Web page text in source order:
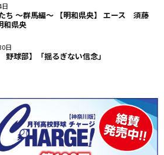
ち 〜群馬編〜 【明和県央】 エース 須藤
県央
日
野球部】「揺るぎない信念」